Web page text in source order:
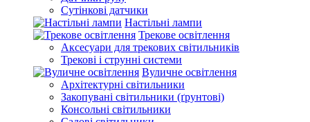
Сутінкові датчики
Настільні лампи
Трекове освітлення
Аксесуари для трекових світильників
Трекові і струнні системи
Вуличне освітлення
Архітектурні світильники
Закопувані світильники (ґрунтові)
Консольні світильники